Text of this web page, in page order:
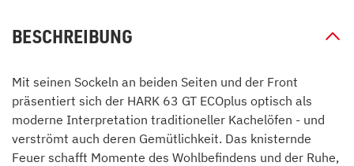
BESCHREIBUNG
Mit seinen Sockeln an beiden Seiten und der Front
präsentiert sich der HARK 63 GT ECOplus optisch als
moderne Interpretation traditioneller Kachelöfen - und
verströmt auch deren Gemütlichkeit. Das knisternde
Feuer schafft Momente des Wohlbefindens und der Ruhe,